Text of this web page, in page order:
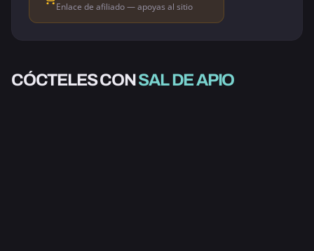
Enlace de afiliado — apoyas al sitio
CÓCTELES CONSAL DE APIO
BLOODY MARY